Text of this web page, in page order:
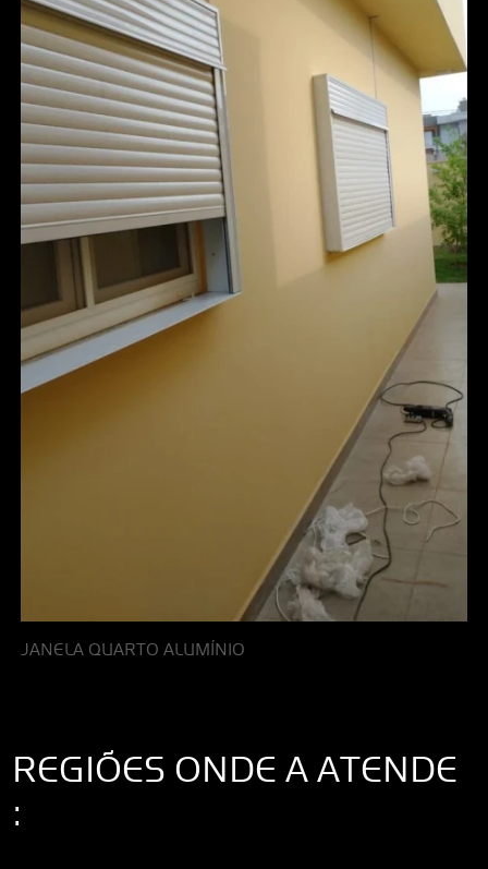
JANELA QUARTO ALUMÍNIO
REGIÕES ONDE A ATENDE
: